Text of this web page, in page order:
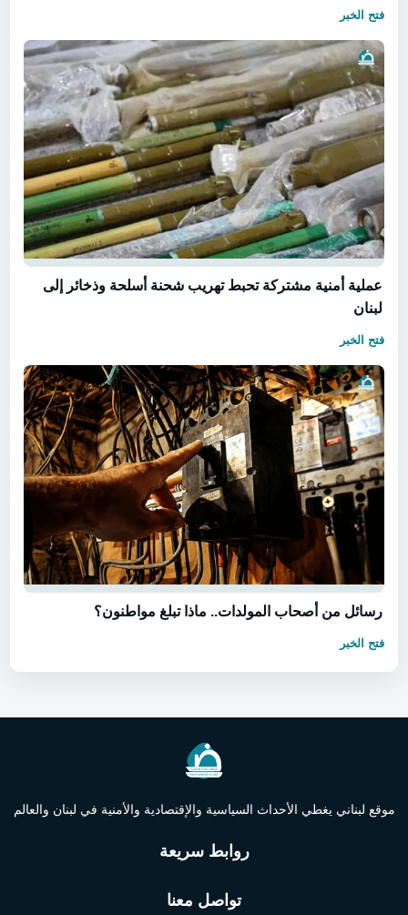
فتح الخبر
عملية أمنية مشتركة تحبط تهريب شحنة أسلحة وذخائر إلى
لبنان
فتح الخبر
رسائل من أصحاب المولدات.. ماذا تبلغ مواطنون؟
فتح الخبر
موقع لبناني يغطي الأحداث السياسية والإقتصادية والأمنية في لبنان والعالم
روابط سريعة
تواصل معنا